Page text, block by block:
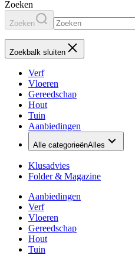
Zoeken
Zoeken
Zoekbalk sluiten
Verf
Vloeren
Gereedschap
Hout
Tuin
Aanbiedingen
Alle categorieënAlles
Klusadvies
Folder & Magazine
Aanbiedingen
Verf
Vloeren
Gereedschap
Hout
Tuin